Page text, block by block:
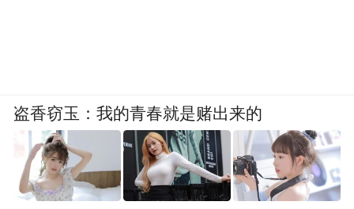
盗香窃玉：我的青春就是赌出来的